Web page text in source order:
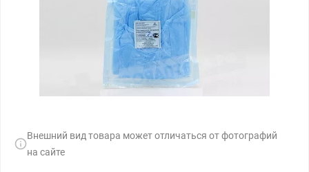
Внешний вид товара может отличаться от фотографий
на сайте